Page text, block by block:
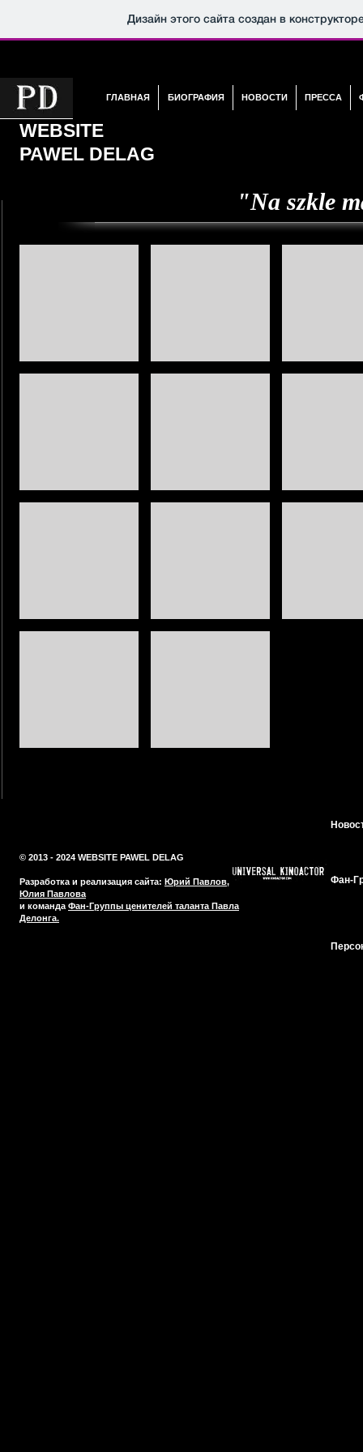
Дизайн этого сайта создан в
"Na szkle
ГЛАВНАЯ БИОГРАФИЯ НОВОСТИ ПРЕССА
WEBSITE
PAWEL DELAG
© 2013 - 2024 WEBSITE PAWEL DELAG
Разработка и реализация сайта: Юрий Павлов,
Юлия Павлова
и команда Фан-Группы ценителей таланта Павла
Делонга.
Фан-